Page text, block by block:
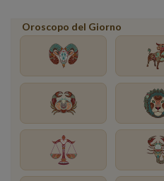
Oroscopo del Giorno